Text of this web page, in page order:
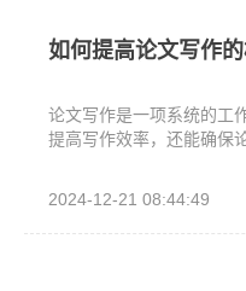
如何提高论文写作
论文写作是一项系统的工
提高写作效率，还能确保
2024-12-21 08:44:49